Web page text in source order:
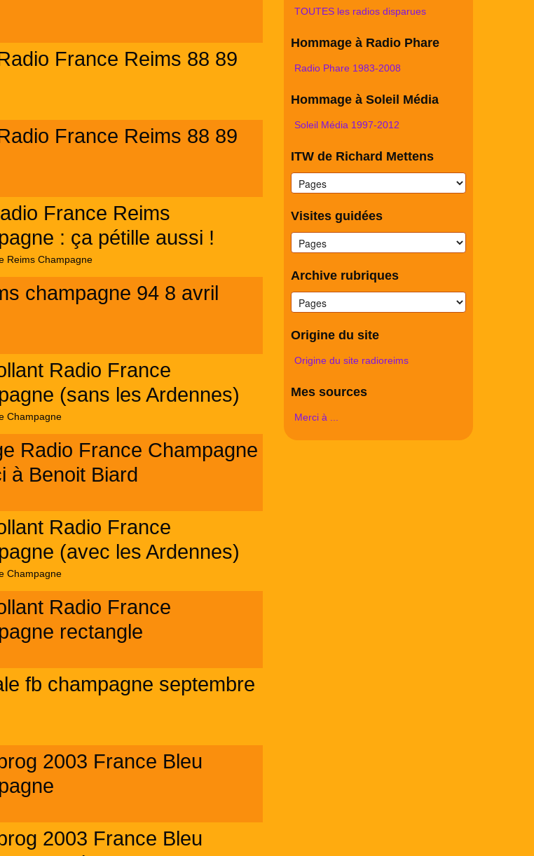
France Reims 88 89
France Reims 88 89
France Reims
: ça pétille aussi !
Reims Champagne
champagne 94 8 avril
Radio France
(sans les Ardennes)
Champagne
Radio France Champagne
à Benoit Biard
Radio France
(avec les Ardennes)
Champagne
Radio France
rectangle
fb champagne septembre
2003 France Bleu
2003 France Bleu
TOUTES les radios disparues
Hommage à Radio Phare
Radio Phare 1983-2008
Hommage à Soleil Média
Soleil Média 1997-2012
ITW de Richard Mettens
Visites guidées
Archive rubriques
Origine du site
Origine du site radioreims
Mes sources
Merci à ...